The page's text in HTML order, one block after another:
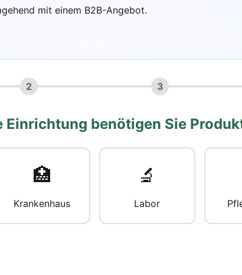
mit einem B2B-Angebot.
2 3
Einrichtung benötigen Sie
🏥
Krankenhaus
🔬
Labor